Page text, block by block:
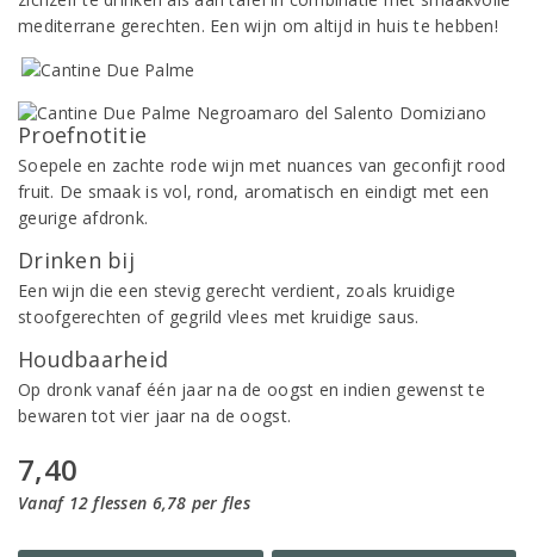
mediterrane gerechten. Een wijn om altijd in huis te hebben!
Proefnotitie
Soepele en zachte rode wijn met nuances van geconfijt rood
fruit. De smaak is vol, rond, aromatisch en eindigt met een
geurige afdronk.
Drinken bij
Een wijn die een stevig gerecht verdient, zoals kruidige
stoofgerechten of gegrild vlees met kruidige saus.
Houdbaarheid
Op dronk vanaf één jaar na de oogst en indien gewenst te
bewaren tot vier jaar na de oogst.
7,40
Vanaf 12 flessen 6,78 per fles